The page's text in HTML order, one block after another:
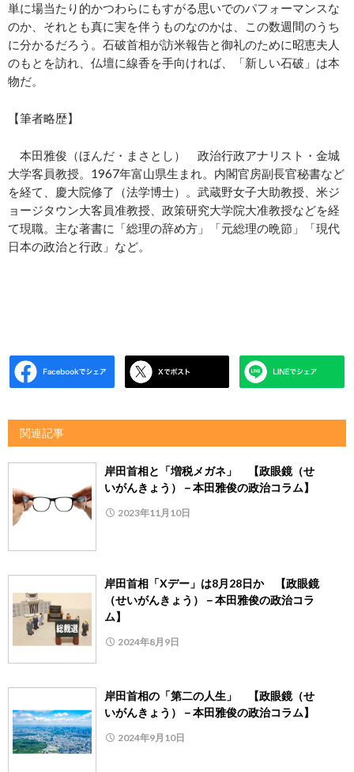
単に場当たり的かつわらにもすがる思いでのパフォーマンスな
のか、それとも真に実を伴うものなのかは、この数週間のうち
に分かるだろう。石破首相が訪米報告と御礼のために昭恵夫人
のもとを訪れ、仏壇に線香を手向ければ、「新しい石破」は本
物だ。
【筆者略歴】
本田雅俊（ほんだ・まさとし） 政治行政アナリスト・金城
大学客員教授。1967年富山県生まれ。内閣官房副長官秘書など
を経て、慶大院修了（法学博士）。武蔵野女子大助教授、米ジ
ョージタウン大客員准教授、政策研究大学院大准教授などを経
て現職。主な著書に「総理の辞め方」「元総理の晩節」「現代
日本の政治と行政」など。
関連記事
岸田首相と「増税メガネ」 【政眼鏡（せ
いがんきょう）－本田雅俊の政治コラム】
2023年11月10日
岸田首相「Xデー」は8月28日か 【政眼鏡
（せいがんきょう）－本田雅俊の政治コラ
ム】
2024年8月9日
岸田首相の「第二の人生」 【政眼鏡（せ
いがんきょう）－本田雅俊の政治コラム】
2024年9月10日